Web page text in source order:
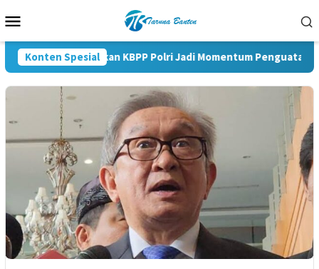
ke
Mobile
Konten Spesial
Pelantikan KBPP Polri Jadi Momentum Penguatan